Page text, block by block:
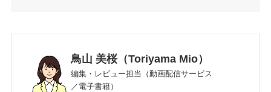
鳥山 美桜（Toriyama Mio）
編集・レビュー担当（動画配信サービス
／電子書籍）